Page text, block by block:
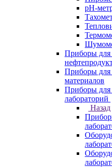
pH-
Приборы для
Приборы для
материалов
Приборы
лабораторий
Назад